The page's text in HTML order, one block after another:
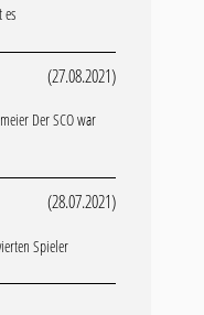
(27.08.2021)
Der SCO war
(28.07.2021)
Spieler